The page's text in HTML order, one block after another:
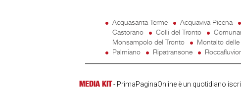
Acquasanta Terme Acquaviva Picena
Castorano
Colli del Tronto
Monsampolo del Tronto
Montalto
Palmiano
Ripatransone
MEDIA KIT- PrimaPaginaOnline è un quotidiano